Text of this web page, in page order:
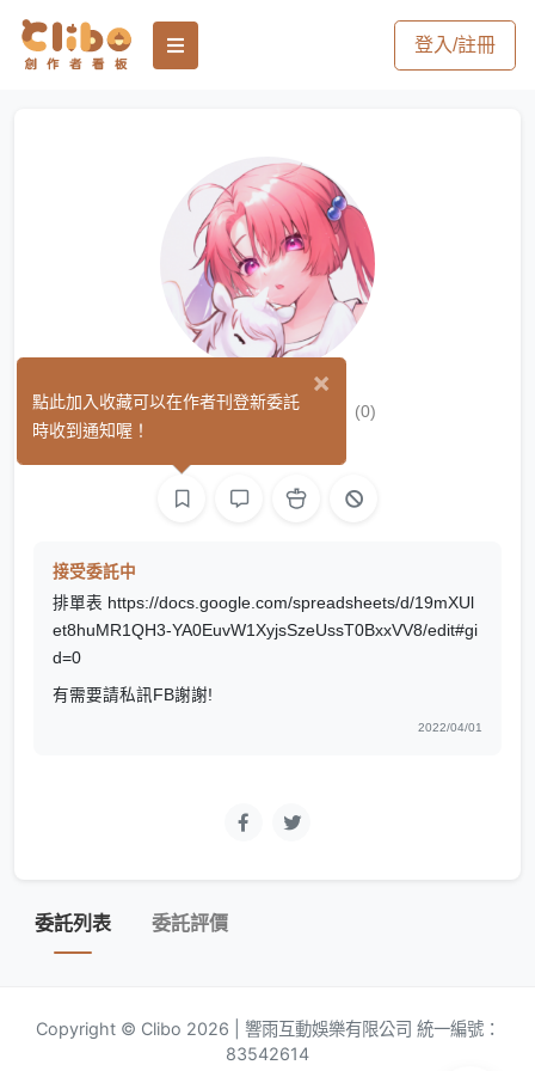
登入/註冊
咻咯 シュガー (0)
接受委託中
排單表 https://docs.google.com/spreadsheets/d/19mXUl
et8huMR1QH3-YA0EuvW1XyjsSzeUssT0BxxVV8/edit#gi
d=0
有需要請私訊FB謝謝!
2022/04/01
委託列表 委託評價
Copyright © Clibo 2026 | 響雨互動娛樂有限公司 統一編號：
83542614
×
點此加入收藏可以在作者刊登新委託
時收到通知喔！